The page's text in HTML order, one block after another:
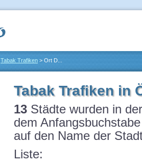
Tabak Trafiken > Ort D...
Tabak Trafiken in
13 Städte wurden in
dem
auf den Name der
Liste: